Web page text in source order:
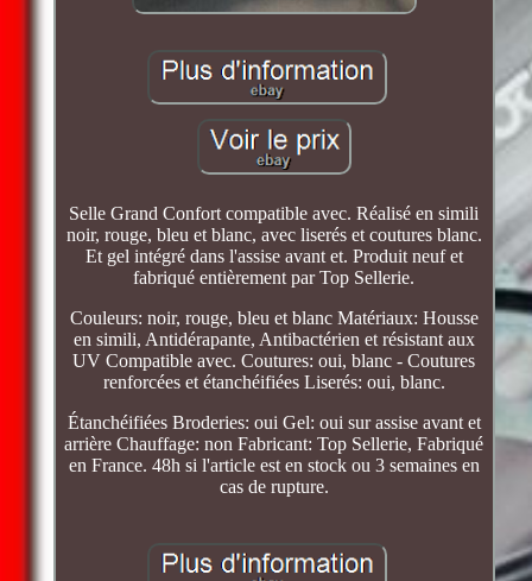
Selle Grand Confort compatible avec. Réalisé en simili
noir, rouge, bleu et blanc, avec liserés et coutures blanc.
Et gel intégré dans l'assise avant et. Produit neuf et
fabriqué entièrement par Top Sellerie.
Couleurs: noir, rouge, bleu et blanc Matériaux: Housse
en simili, Antidérapante, Antibactérien et résistant aux
UV Compatible avec. Coutures: oui, blanc - Coutures
renforcées et étanchéifiées Liserés: oui, blanc.
Étanchéifiées Broderies: oui Gel: oui sur assise avant et
arrière Chauffage: non Fabricant: Top Sellerie, Fabriqué
en France. 48h si l'article est en stock ou 3 semaines en
cas de rupture.